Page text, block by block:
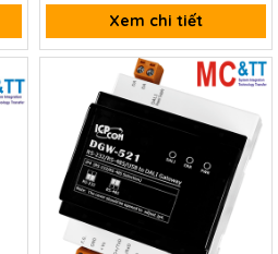
Điều HòaXem chi tiết